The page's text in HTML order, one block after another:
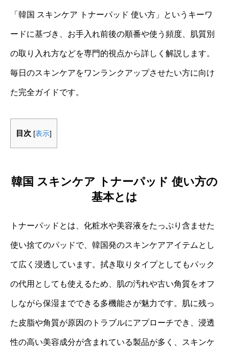
「韓国 スキンケア トナーパッド 使い方」というキーワ
ードに基づき、お手入れ前後の順番や使う頻度、肌質別
の取り入れ方などを専門的視点から詳しく解説します。
毎日のスキンケアをワンランクアップさせたい方に向け
た完全ガイドです。
目次 [表示]
韓国 スキンケア トナーパッド 使い方の
基本とは
トナーパッドとは、化粧水や美容液をたっぷり含ませた
使い捨てのパッドで、韓国発のスキンケアアイテムとし
て広く浸透しています。拭き取りタイプとしてもパック
の代用としても使えるため、肌の汚れや古い角質をオフ
しながら保湿までできる多機能さが魅力です。肌に残っ
た皮脂や角質が原因のトラブルにアプローチでき、浸透
性の高い美容成分が含まれている製品が多く、スキンケ